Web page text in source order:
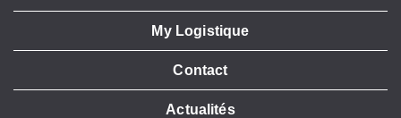
My Logistique
Contact
Actualités